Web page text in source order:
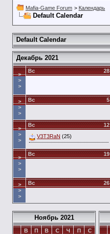
Mafia-Game Forum > Календарь
Default Calendar
Default Calendar
Декабрь 2021
>
>
>
28
Вс
>
>
>
5
Вс
>
>
>
12
Вс
V3T3RaN (25)
>
>
>
19
Вс
>
>
>
26
Вс
Ноябрь 2021
В П В С Ч П
С